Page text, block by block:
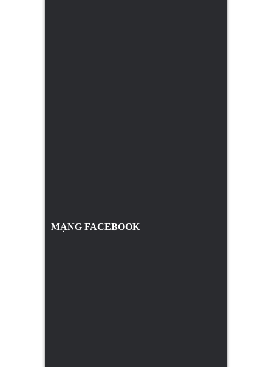
MẠNG FACEBOOK